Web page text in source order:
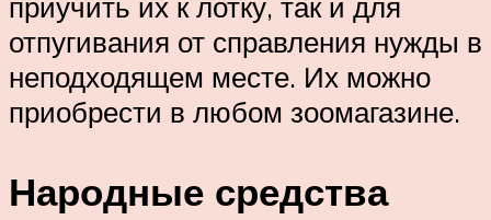
отпугивания от справления нужды в
неподходящем месте. Их можно
приобрести в любом зоомагазине.
Народные средства